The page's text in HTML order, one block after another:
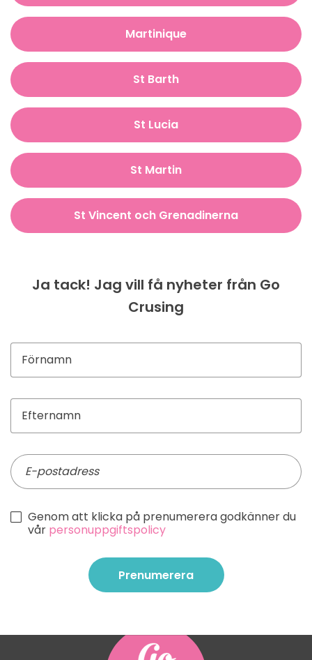
Martinique
St Barth
St Lucia
St Martin
St Vincent och Grenadinerna
Ja tack! Jag vill få nyheter från Go
Crusing
Genom att klicka på prenumerera godkänner du
vår personuppgiftspolicy
Prenumerera
Prenumerera